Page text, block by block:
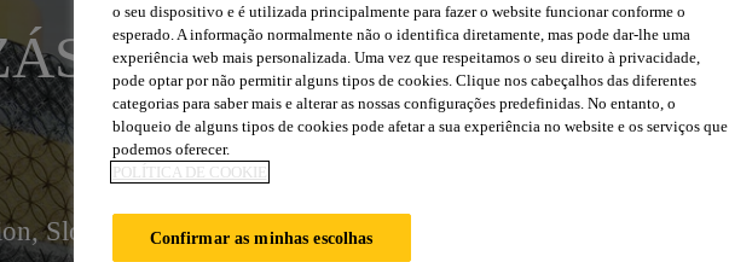
(M/Ž)
Slovakia
o seu dispositivo e é utilizada principalmente para fazer o website funcionar conforme o
esperado. A informação normalmente não o identifica diretamente, mas pode dar-lhe uma
experiência web mais personalizada. Uma vez que respeitamos o seu direito à privacidade,
pode optar por não permitir alguns tipos de cookies. Clique nos cabeçalhos das diferentes
categorias para saber mais e alterar as nossas configurações predefinidas. No entanto, o
bloqueio de alguns tipos de cookies pode afetar a sua experiência no website e os serviços que
podemos oferecer.
POLÍTICA DE COOKIE
Confirmar as minhas escolhas